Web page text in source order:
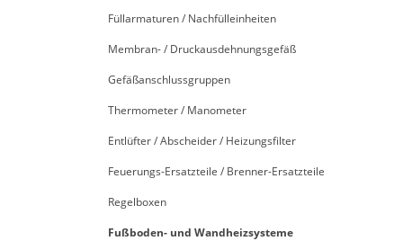
Füllarmaturen / Nachfülleinheiten
Membran- / Druckausdehnungsgefäß
Gefäßanschlussgruppen
Thermometer / Manometer
Entlüfter / Abscheider / Heizungsfilter
Feuerungs-Ersatzteile / Brenner-Ersatzteile
Regelboxen
Fußboden- und Wandheizsysteme